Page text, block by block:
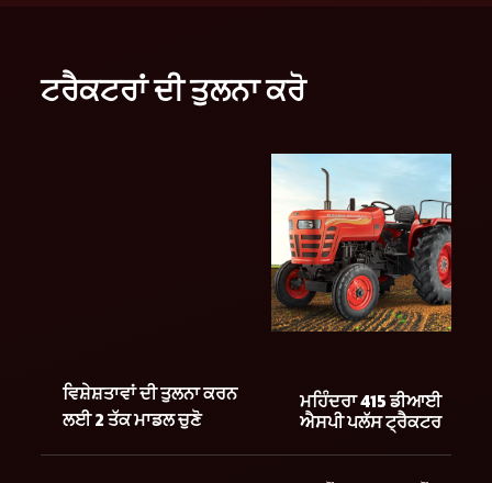
ਟਰੈਕਟਰਾਂ ਦੀ ਤੁਲਨਾ ਕਰੋ
ਵਿਸ਼ੇਸ਼ਤਾਵਾਂ ਦੀ ਤੁਲਨਾ ਕਰਨ
ਲਈ 2 ਤੱਕ ਮਾਡਲ ਚੁਣੋ
ਮਹਿੰਦਰਾ 415 ਡੀਆਈ
ਐਸਪੀ ਪਲੱਸ ਟ੍ਰੈਕਟਰ